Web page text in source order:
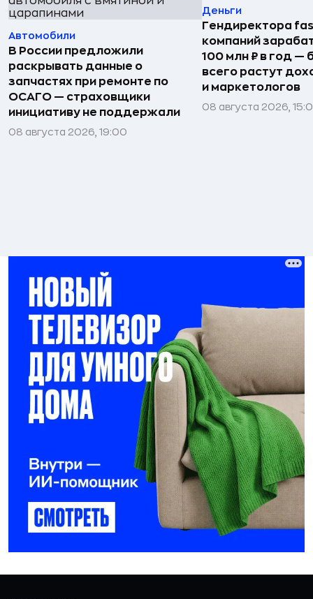
Автомобили
В России предложили
раскрывать данные о
запчастях при ремонте по
ОСАГО — страховщики
инициативу не поддержали
08 августа 2026, 19:00
Деньги
Гендиректора
компаний
100 млн ₽ в год —
всего растут
и маркетологов
08 августа 2026,